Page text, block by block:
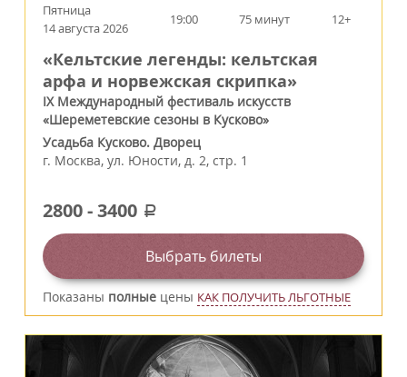
Пятница
14 августа 2026
19:00 75 минут 12+
«Кельтские легенды: кельтская
арфа и норвежская скрипка»
IX Международный фестиваль искусств
«Шереметевские сезоны в Кусково»
Усадьба Кусково. Дворец
г. Москва, ул. Юности, д. 2, стр. 1
2800-3400 a
Выбрать билеты
Показаны полные цены КАК ПОЛУЧИТЬ ЛЬГОТНЫЕ